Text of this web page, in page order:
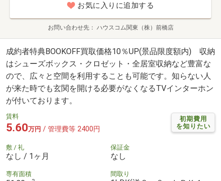
お気に入りに追加する
お問い合わせ先 ハウスコム関東（株）前橋店
成約者特典BOOKOFF買取価格10％UP(景品限度額内) 収納
はシューズボックス・クロゼット・全居室収納など豊富な
ので、広々と空間を利用することも可能です。知らない人
が来た時でも玄関を開ける必要がなくなるTVインターホン
が付いております。
初期費用
を知りたい
賃料
5.60万円 / 管理費等 2400円
敷 / 礼
なし / 1ヶ月
保証金
なし
専有面積 間取り